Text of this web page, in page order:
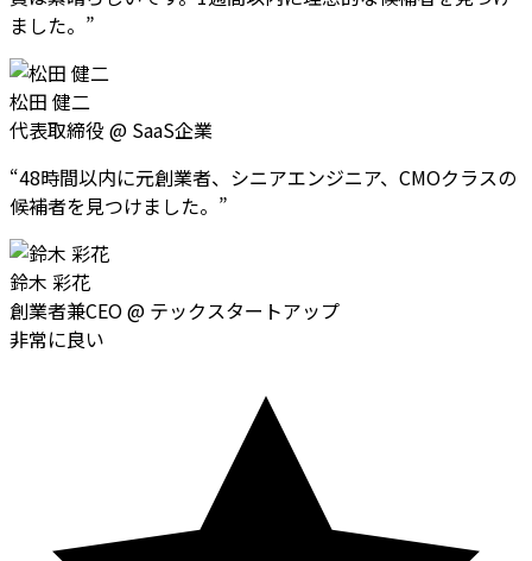
ました。 ”
松田 健二
代表取締役 @ SaaS企業
“48時間以内に元創業者、シニアエンジニア、CMOクラスの
候補者を見つけました。 ”
鈴木 彩花
創業者兼CEO@ テックスタートアップ
非常に良い